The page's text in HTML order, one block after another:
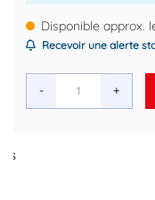
Disponible approx.
Recevoir une alerte
- +